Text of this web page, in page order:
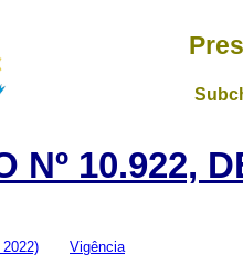
Nº 10.922,
Vigência